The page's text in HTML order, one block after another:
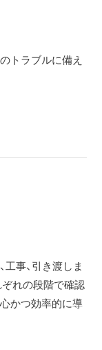
トラブルに備え
事、引き渡しま
れの段階で確認
かつ効率的に導